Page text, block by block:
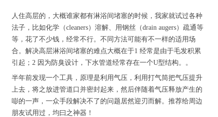
人住高层的，大概谁家都有淋浴间堵塞的时候，我家就试过各种
法子，比如化学（cleaners）溶解、用钢丝（drain augers）疏通等
等，花了不少钱，经常不行。不同方法可能有不一样的适用场
合。解决高层淋浴间堵塞的难点大概在于1 经常是由于毛发积累
引起；2 因为防臭设计，下水管道经常存在一个U型结构。。
半年前发现一个工具，原理是利用气压，利用打气筒把气压提升
上去，将之放进管道口并密封起来，然后伴随着气压释放产生的
嘭的一声，一众手段解决不了的问题居然迎刃而解。推荐给周边
朋友试用过，均曰之神器！